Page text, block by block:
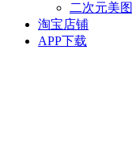
二次元美图
淘宝店铺
APP下载